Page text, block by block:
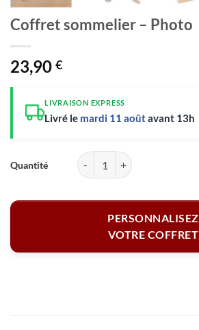
Coffret sommelier – Photo
23,90 €
LIVRAISON EXPRESS
Livré le mardi 11 aoûtavant 13h
quantité de Coffret sommelier - Photo
PERSONNALISEZ
VOTRE COFFRET